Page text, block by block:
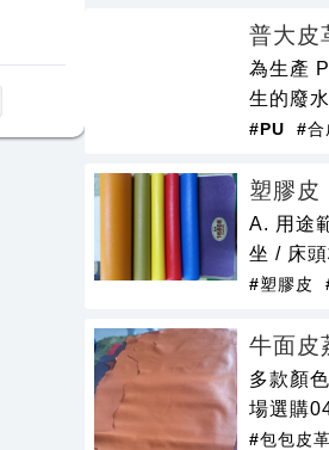
普大皮
為生產
生的廢
#PU #合
塑膠皮
A. 用途
坐 / 床頭
#塑膠皮
牛面皮
多款顏
場選購
#包包皮革